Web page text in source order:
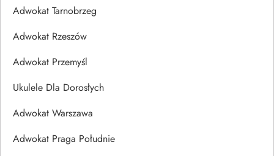
Adwokat Tarnobrzeg
Adwokat Rzeszów
Adwokat Przemyśl
Ukulele Dla Dorosłych
Adwokat Warszawa
Adwokat Praga Południe